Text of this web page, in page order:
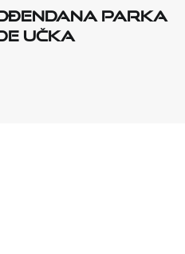
PARKA
UČKA